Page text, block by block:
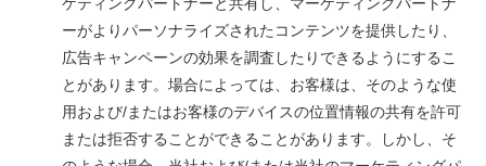
ケティングパートナーと共有し、マーケティングパートナ
ーがよりパーソナライズされたコンテンツを提供したり、
広告キャンペーンの効果を調査したりできるようにするこ
とがあります。場合によっては、お客様は、そのような使
用および/またはお客様のデバイスの位置情報の共有を許可
または拒否することができることがあります。しかし、そ